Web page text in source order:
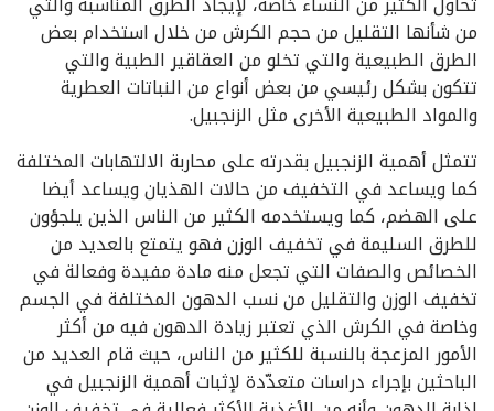
من شأنها التقليل من حجم الكرش من خلال استخدام بعض
الطرق الطبيعية والتي تخلو من العقاقير الطبية والتي
تتكون بشكل رئيسي من بعض أنواع من النباتات العطرية
والمواد الطبيعية الأخرى مثل الزنجبيل.
تتمثل أهمية الزنجبيل بقدرته على محاربة الالتهابات المختلفة
كما ويساعد في التخفيف من حالات الهذيان ويساعد أيضا
على الهضم، كما ويستخدمه الكثير من الناس الذين يلجؤون
للطرق السليمة في تخفيف الوزن فهو يتمتع بالعديد من
الخصائص والصفات التي تجعل منه مادة مفيدة وفعالة في
تخفيف الوزن والتقليل من نسب الدهون المختلفة في الجسم
وخاصة في الكرش الذي تعتبر زيادة الدهون فيه من أكثر
الأمور المزعجة بالنسبة للكثير من الناس، حيث قام العديد من
الباحثين بإجراء دراسات متعدّدة لإثبات أهمية الزنجبيل في